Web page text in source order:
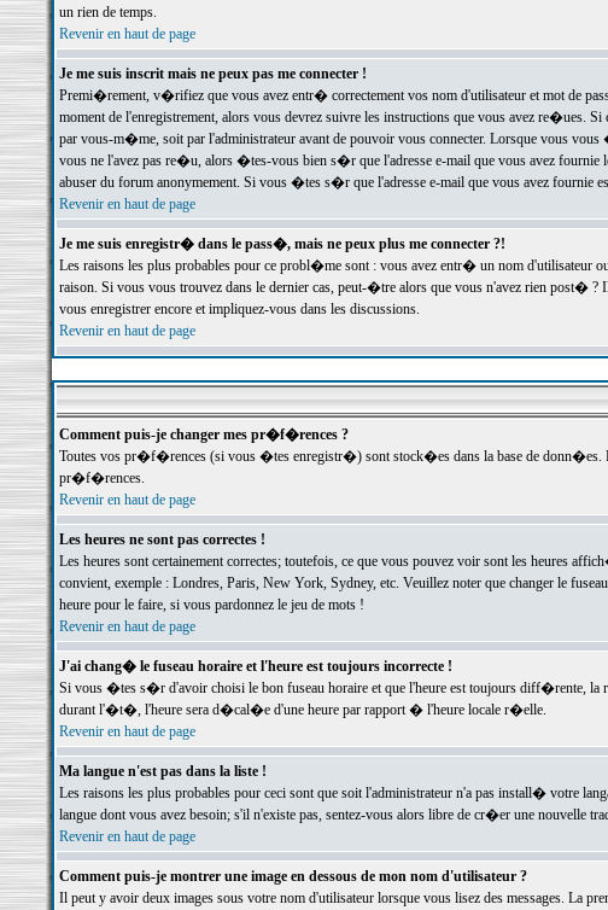
un rien de temps.
Revenir en haut de page
Je me suis inscrit mais ne peux pas me connecter !
Premi�rement, v�rifiez que vous avez entr� correctement vos nom d'utilisateur et mot de
moment de l'enregistrement, alors vous devrez suivre les instructions que vous avez
par vous-m�me, soit par l'administrateur avant de pouvoir vous connecter. Lorsque vous
vous ne l'avez pas re�u, alors �tes-vous bien s�r que l'adresse e-mail que vous avez
abuser du forum anonymement. Si vous �tes s�r que l'adresse e-mail que vous avez fournie
Revenir en haut de page
Je me suis enregistr� dans le pass�, mais ne peux plus me connecter ?!
Les raisons les plus probables pour ce probl�me sont : vous avez entr� un nom
raison. Si vous vous trouvez dans le dernier cas, peut-�tre alors que vous n'avez rien post�
vous enregistrer encore et impliquez-vous dans les discussions.
Revenir en haut de page
Comment puis-je changer mes pr�f�rences ?
Toutes vos pr�f�rences (si vous �tes enregistr�) sont stock�es dans la base de donn�es.
pr�f�rences.
Revenir en haut de page
Les heures ne sont pas correctes !
Les heures sont certainement correctes; toutefois, ce que vous pouvez voir sont les heures
convient, exemple : Londres, Paris, New York, Sydney, etc. Veuillez noter que changer le
heure pour le faire, si vous pardonnez le jeu de mots !
Revenir en haut de page
J'ai chang� le fuseau horaire et l'heure est toujours incorrecte !
Si vous �tes s�r d'avoir choisi le bon fuseau horaire et que l'heure est toujours
durant l'�t�, l'heure sera d�cal�e d'une heure par rapport � l'heure locale r�elle.
Revenir en haut de page
Ma langue n'est pas dans la liste !
Les raisons les plus probables pour ceci sont que soit l'administrateur n'a pas install� votre
langue dont vous avez besoin; s'il n'existe pas, sentez-vous alors libre de cr�er une nouvelle
Revenir en haut de page
Comment puis-je montrer une image en dessous de mon nom d'utilisateur ?
Il peut y avoir deux images sous votre nom d'utilisateur lorsque vous lisez des messages. La